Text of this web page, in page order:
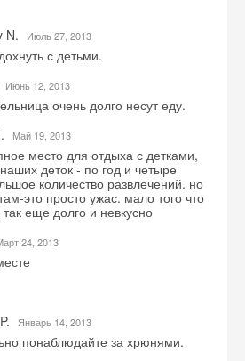
N. Июль 27, 2013
с детьми.
Июнь 12, 2013
очень долго несут еду.
Май 19, 2013
место для отдыха с детками,
деток - по год и четыре
количество развлечений. но
это просто ужас. мало того что
так еще долго и невкусно
24, 2013
Январь 14, 2013
понаблюдайте за хрюнями.
−5%
Оставь почту и получи
первое бронирование!
промокод